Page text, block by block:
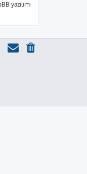
yazılımı